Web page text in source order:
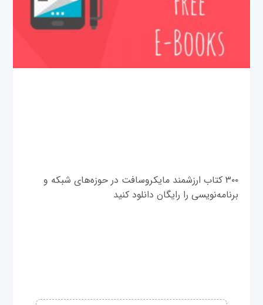
۳۰۰ کتاب ارزشمند مایکروسافت در حوزه‌های شبکه و
برنامه‌نویسی را رایگان دانلود کنید